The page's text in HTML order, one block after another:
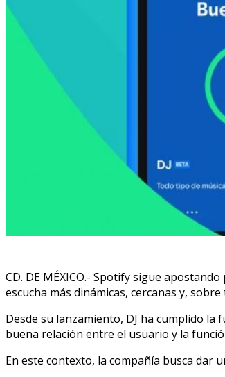
CD. DE MÉXICO.- Spotify sigue
escucha más dinámicas, cercanas y,
Desde su lanzamiento, DJ ha cumplido la
buena relación entre el usuario y la
En este contexto, la compañía busca dar